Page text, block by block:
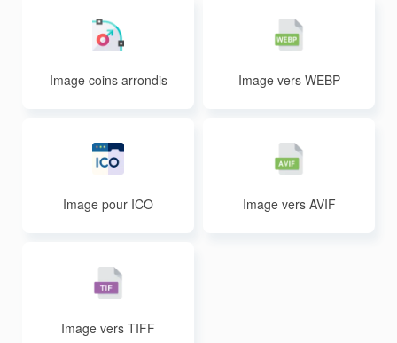
Image coins arrondis Image vers WEBP
Image pour ICO Image vers AVIF
Image vers TIFF